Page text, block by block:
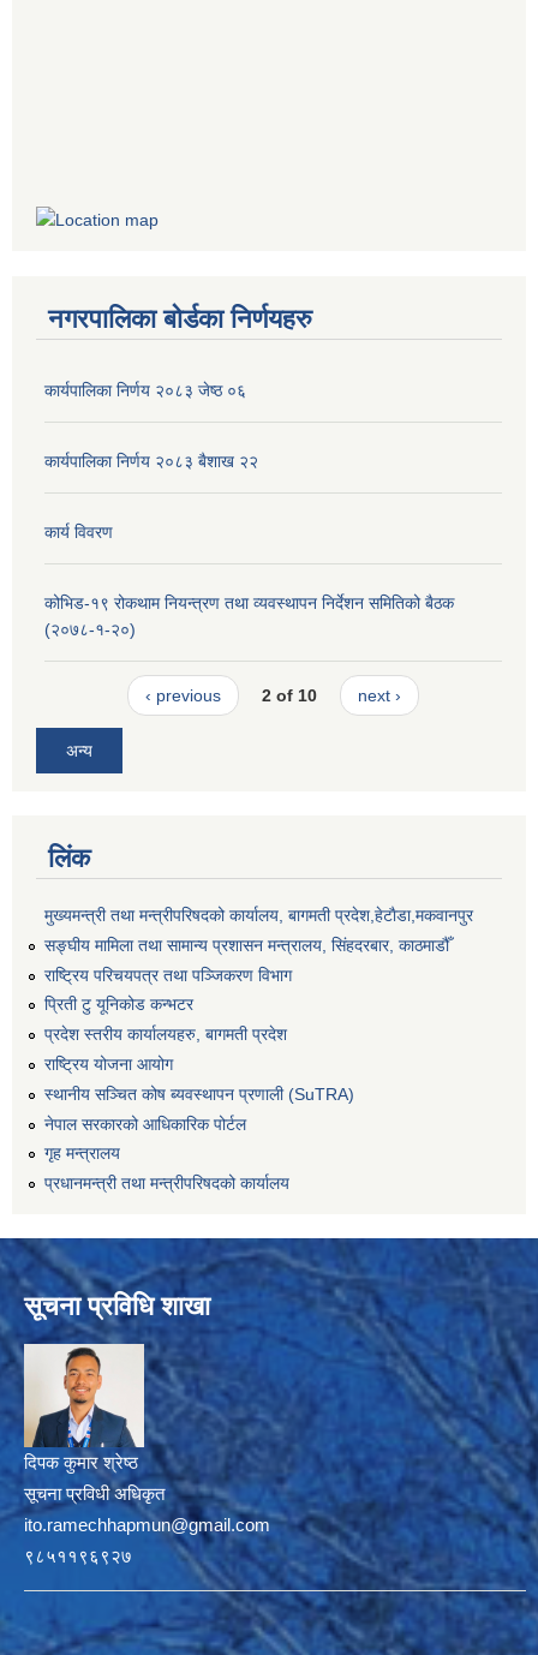
नगरपालिका बोर्डका निर्णयहरु
कार्यपालिका निर्णय २०८३ जेष्ठ ०६
कार्यपालिका निर्णय २०८३ बैशाख २२
कार्य विवरण
कोभिड-१९ रोकथाम नियन्त्रण तथा व्यवस्थापन निर्देशन समितिको बैठक
(२०७८-१-२०)
‹ previous 2 of 10 next ›
अन्य
लिंक
मुख्यमन्त्री तथा मन्त्रीपरिषदको कार्यालय, बागमती प्रदेश,हेटाैडा,मकवानपुर
सङ्‍घीय मामिला तथा सामान्य प्रशासन मन्त्रालय, सिंहदरबार, काठमाडौँ
राष्ट्रिय परिचयपत्र तथा पञ्जिकरण विभाग
प्रिती टु यूनिकोड कन्भटर
प्रदेश स्तरीय कार्यालयहरु, बागमती प्रदेश
राष्ट्रिय योजना आयोग
स्थानीय सञ्चित कोष ब्यवस्थापन प्रणाली (SuTRA)
नेपाल सरकारको आधिकारिक पोर्टल
गृह मन्त्रालय
प्रधानमन्त्री तथा मन्त्रीपरिषदको कार्यालय
सूचना प्रविधि शाखा
दिपक कुमार श्रेष्ठ
सूचना प्रविधी अधिकृत
ito.ramechhapmun@gmail.com
९८५११९६९२७